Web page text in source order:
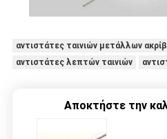
αντιστάτες ταινιών μετάλλων
αντιστάτες λεπτών ταινιών
Αποκτήστε την